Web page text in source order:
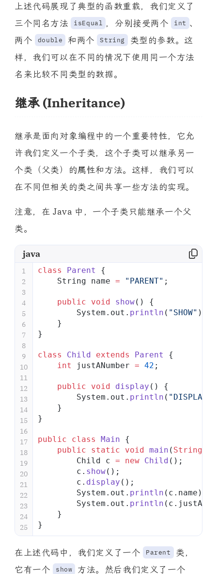
上述代码展现了典型的函数重载，我们定义了
三个同名方法
isEqual ，分别接受两个 int 、
两个
double 和两个 String
类型的参数。这
样，我们可以在不同的情况下使用同一个方法
名来比较不同类型的数据。
继承 (Inheritance)
继承是面向对象编程中的一个重要特性，它允
许我们定义一个子类，这个子类可以继承另一
个类（父类）的属性和方法。这样，我们可以
在不同但相关的类之间共享一些方法的实现。
注意，在 Java 中，一个子类只能继承一个父
类。
java
class Parent
{
    String name
= "PARENT" ;
    public
void show() {
        System.out.
println ( "SHOW" );
    }
}
class Child extends Parent
{
    int
justANumber = 42 ;
    public
void display () {
        System.out.
println ( "DISPLAY"
    }
}
public class Main {
    public
static void main ( String
        Child c
= new Child ();
        c.
show();
        c.
display ();
        System.out.
println (c.name);
        System.out.
println
    }
}
1
2
3
4
5
6
7
8
9
10
11
12
13
14
15
16
17
18
19
20
21
22
23
24
25
在上述代码中，我们定义了一个 Parent
类，
它有一个
show 方法。然后我们定义了一个